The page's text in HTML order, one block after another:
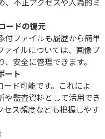
ードの復元
付ファイルも履歴から簡単
ァイルについては、画像プ
安全に管理できます。
ート
ド可能です。これによ
や監査資料として活用でき
セス頻度なども把握しやす